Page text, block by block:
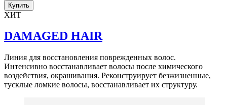
Купить
ХИТ
DAMAGED HAIR
Линия для восстановления поврежденных волос.
Интенсивно восстанавливает волосы после химического
воздействия, окрашивания. Реконструирует безжизненные,
тусклые ломкие волосы, восстанавливает их структуру.